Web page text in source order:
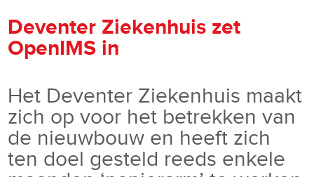
Deventer Ziekenhuis zet
OpenIMS in
Het Deventer Ziekenhuis maakt
zich op voor het betrekken van
de nieuwbouw en heeft zich
ten doel gesteld reeds enkele